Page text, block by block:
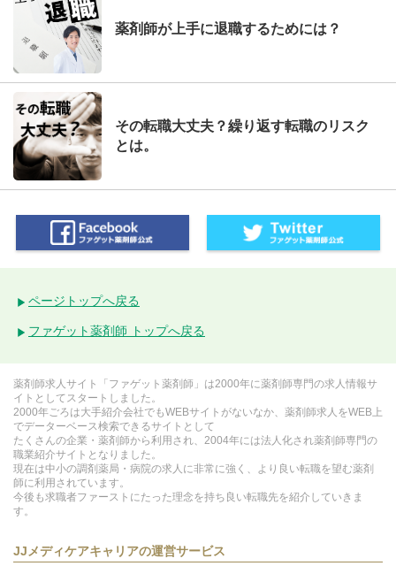
薬剤師が上手に退職するためには？
その転職大丈夫？繰り返す転職のリスク
とは。
ページトップへ戻る
ファゲット薬剤師 トップへ戻る
薬剤師求人サイト「ファゲット薬剤師」は2000年に薬剤師専門の求人情報サ
イトとしてスタートしました。
2000年ごろは大手紹介会社でもWEBサイトがないなか、薬剤師求人をWEB上
でデーターベース検索できるサイトとして
たくさんの企業・薬剤師から利用され、2004年には法人化され薬剤師専門の
職業紹介サイトとなりました。
現在は中小の調剤薬局・病院の求人に非常に強く、より良い転職を望む薬剤
師に利用されています。
今後も求職者ファーストにたった理念を持ち良い転職先を紹介していきま
す。
JJメディケアキャリアの運営サービス